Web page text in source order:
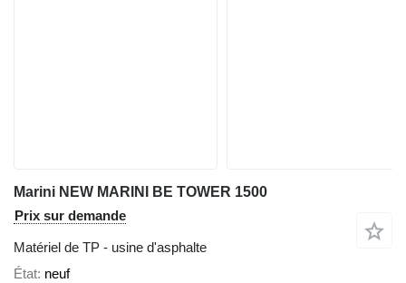
Marini NEW MARINI BE TOWER 1500
Prix sur demande
Matériel de TP - usine d'asphalte
État neuf